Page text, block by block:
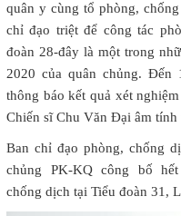
quân y cùng tổ phòng,
chỉ đạo triệt để công tác
đoàn 28-đây là một trong
2020 của quân chủng. Đến
thông báo kết quả xét
Chiến sĩ Chu Văn Đại âm
Ban chỉ đạo phòng, chống
chủng PK-KQ công bố
chống dịch tại Tiểu đoàn 31,